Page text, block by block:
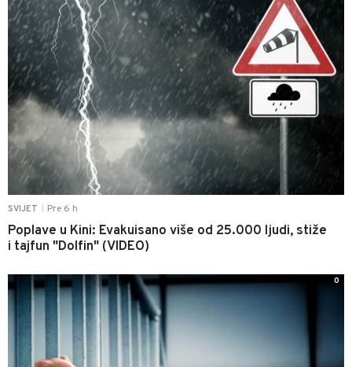
SVIJET Pre 6 h
Poplave u Kini: Evakuisano više od 25.000 ljudi, stiže
i tajfun "Dolfin" (VIDEO)
0